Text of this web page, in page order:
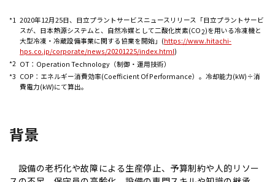
*1 2020年12月25日、日立プラントサービスニュースリリース「日立プラントサービ
スが、日本熱源システムと、自然冷媒として二酸化炭素(CO2)を用いる冷凍機と
大型冷凍・冷蔵設備事業に関する協業を開始」(https://www.hitachi-
hps.co.jp/corporate/news/20201225/index.html)
*2 OT：Operation Technology（制御・運用技術）
*3 COP：エネルギー消費効率(Coefficient Of Performance）。冷却能力(kW)÷消
費電力(kW)にて算出。
背景
設備の老朽化や故障による生産停止、予算制約や人的リソー